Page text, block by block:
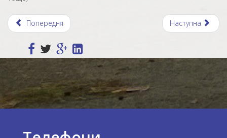
Попередня Наступна